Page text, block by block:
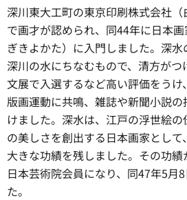
深川東大工町の東京印刷株式会社
で画才が認められ、同44年に日本
ぎきよかた）に入門しました。深水
深川の水にちなむもので、清方がつ
文展で入選するなど高い評価をう
版画運動に共鳴、雑誌や新聞小説
けました。深水は、江戸の浮世絵
の美しさを創出する日本画家とし
大きな功績を残しました。その功
日本芸術院会員になり、同47年5月
た。